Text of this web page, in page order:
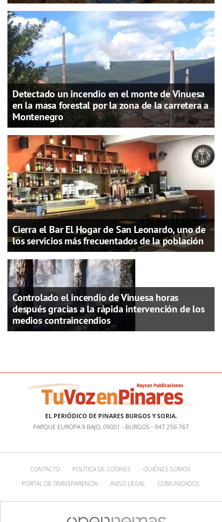
Detectado un incendio en el monte de Vinuesa
en la masa forestal por la zona de la carretera a
Montenegro
Cierra el Bar El Hogar de San Leonardo, uno de
los servicios más frecuentados de la población
Controlado el incendio de Vinuesa horas
después gracias a la rápida intervención de los
medios contraincendios
EL PERIÓDICO DE PINARES BURGOS Y SORIA.
PARQUE EUROPA 9 BAJO, 09001 - BURGOS - 947 256 767
CONTACTO POLÍTICA DE COOKIES
QUIÉNES SOMOS
PORTAL DE TRANSPARENCIA
AVISO LEGAL COMUNICADOS